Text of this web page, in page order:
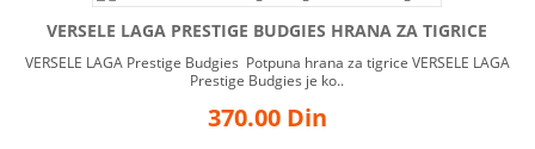
VERSELE LAGA PRESTIGE BUDGIES HRANA ZA TIGRICE
VERSELE LAGA Prestige Budgies Potpuna hrana za tigrice VERSELE LAGA
Prestige Budgies je ko..
370.00 Din